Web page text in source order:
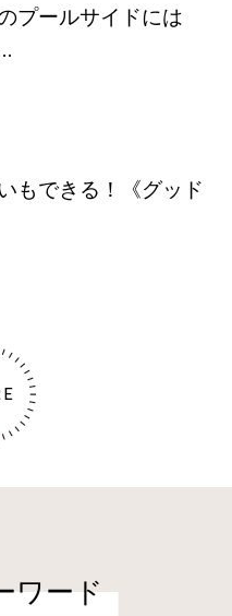
プールサイドには
もできる！《グッド
ワード